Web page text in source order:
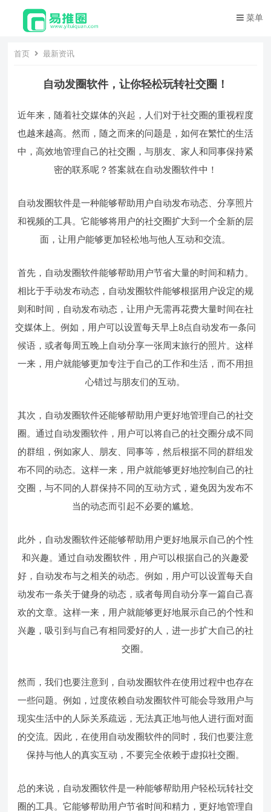
菜单
首页 最新资讯
自动发圈软件，让你轻松玩转社交圈！
近年来，随着社交媒体的兴起，人们对于社交圈的重视程度
也越来越高。然而，随之而来的问题是，如何在繁忙的生活
中，高效地管理自己的社交圈，与朋友、家人和同事保持紧
密的联系呢？答案就在自动发圈软件中！
自动发圈软件是一种能够帮助用户自动发布动态、分享照片
和视频的工具。它能够将用户的社交圈扩大到一个全新的层
面，让用户能够更加轻松地与他人互动和交流。
首先，自动发圈软件能够帮助用户节省大量的时间和精力。
相比于手动发布动态，自动发圈软件能够根据用户设定的规
则和时间，自动发布动态，让用户无需再花费大量时间在社
交媒体上。例如，用户可以设置每天早上8点自动发布一条问
候语，或者每周五晚上自动分享一张周末旅行的照片。这样
一来，用户就能够更加专注于自己的工作和生活，而不用担
心错过与朋友们的互动。
其次，自动发圈软件还能够帮助用户更好地管理自己的社交
圈。通过自动发圈软件，用户可以将自己的社交圈分成不同
的群组，例如家人、朋友、同事等，然后根据不同的群组发
布不同的动态。这样一来，用户就能够更好地控制自己的社
交圈，与不同的人群保持不同的互动方式，避免因为发布不
当的动态而引起不必要的尴尬。
此外，自动发圈软件还能够帮助用户更好地展示自己的个性
和兴趣。通过自动发圈软件，用户可以根据自己的兴趣爱
好，自动发布与之相关的动态。例如，用户可以设置每天自
动发布一条关于健身的动态，或者每周自动分享一篇自己喜
欢的文章。这样一来，用户就能够更好地展示自己的个性和
兴趣，吸引到与自己有相同爱好的人，进一步扩大自己的社
交圈。
然而，我们也要注意到，自动发圈软件在使用过程中也存在
一些问题。例如，过度依赖自动发圈软件可能会导致用户与
现实生活中的人际关系疏远，无法真正地与他人进行面对面
的交流。因此，在使用自动发圈软件的同时，我们也要注意
保持与他人的真实互动，不要完全依赖于虚拟社交圈。
总的来说，自动发圈软件是一种能够帮助用户轻松玩转社交
圈的工具。它能够帮助用户节省时间和精力，更好地管理自